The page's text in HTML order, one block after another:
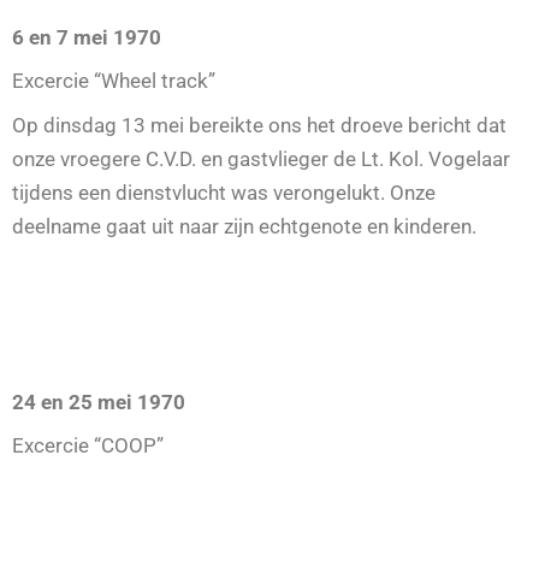
6 en 7 mei 1970
Excercie “Wheel track”
Op dinsdag 13 mei bereikte ons het droeve bericht dat
onze vroegere C.V.D. en gastvlieger de Lt. Kol. Vogelaar
tijdens een dienstvlucht was verongelukt. Onze
deelname gaat uit naar zijn echtgenote en kinderen.
24 en 25 mei 1970
Excercie “COOP”